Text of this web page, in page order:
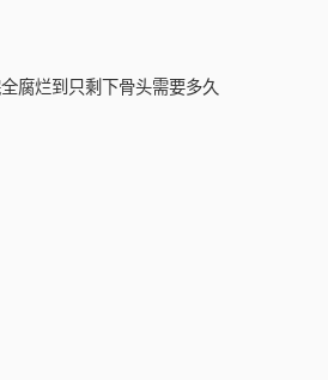
腐烂到只剩下骨头需要多久